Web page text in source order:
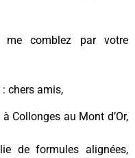
me comblez par votre
chers amis,
Collonges au Mont d’Or,
de formules alignées,